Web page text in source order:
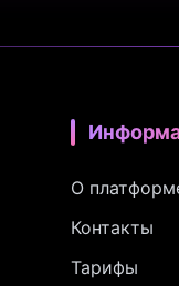
О
Контакты
Тарифы